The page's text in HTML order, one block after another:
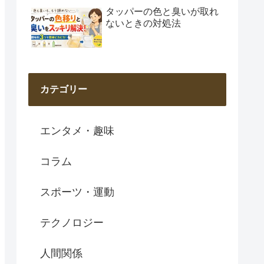
タッパーの色と臭いが取れ
ないときの対処法
カテゴリー
エンタメ・趣味
コラム
スポーツ・運動
テクノロジー
人間関係